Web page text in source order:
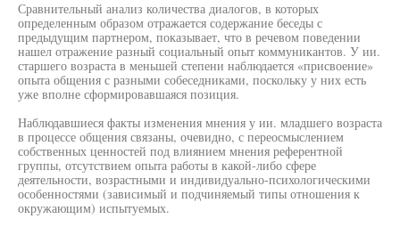
Сравнительный анализ количества диалогов, в которых
определенным образом отражается содержание беседы с
предыдущим партнером, показывает, что в речевом поведении
нашел отражение разный социальный опыт коммуникантов. У ии.
старшего возраста в меньшей степени наблюдается «присвоение»
опыта общения с разными собеседниками, поскольку у них есть
уже вполне сформировавшаяся позиция.
Наблюдавшиеся факты изменения мнения у ии. младшего возраста
в процессе общения связаны, очевидно, с переосмыслением
собственных ценностей под влиянием мнения референтной
группы, отсутствием опыта работы в какой-либо сфере
деятельности, возрастными и индивидуально-психологическими
особенностями (зависимый и подчиняемый типы отношения к
окружающим) испытуемых.